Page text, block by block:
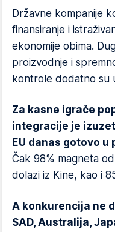
Državne kompanije
finansiranje i
ekonomije obima.
proizvodnje i
kontrole dodatno su
Za kasne igrače
integracije je
EU danas gotovo
Čak 98% magneta
dolazi iz Kine, kao i
A konkurencija ne
SAD, Australija,